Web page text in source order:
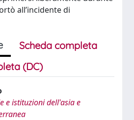
all’incidente di
Scheda completa
(DC)
e istituzioni dell'asia e